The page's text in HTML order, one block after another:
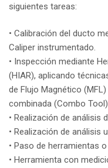
siguientes tareas:
• Calibración del ducto
Caliper instrumentado.
• Inspección mediante
(HIAR), aplicando
de Flujo Magnético
combinada (Combo
• Realización de análisis
• Realización de análisis
• Paso de herramientas
• Herramienta con